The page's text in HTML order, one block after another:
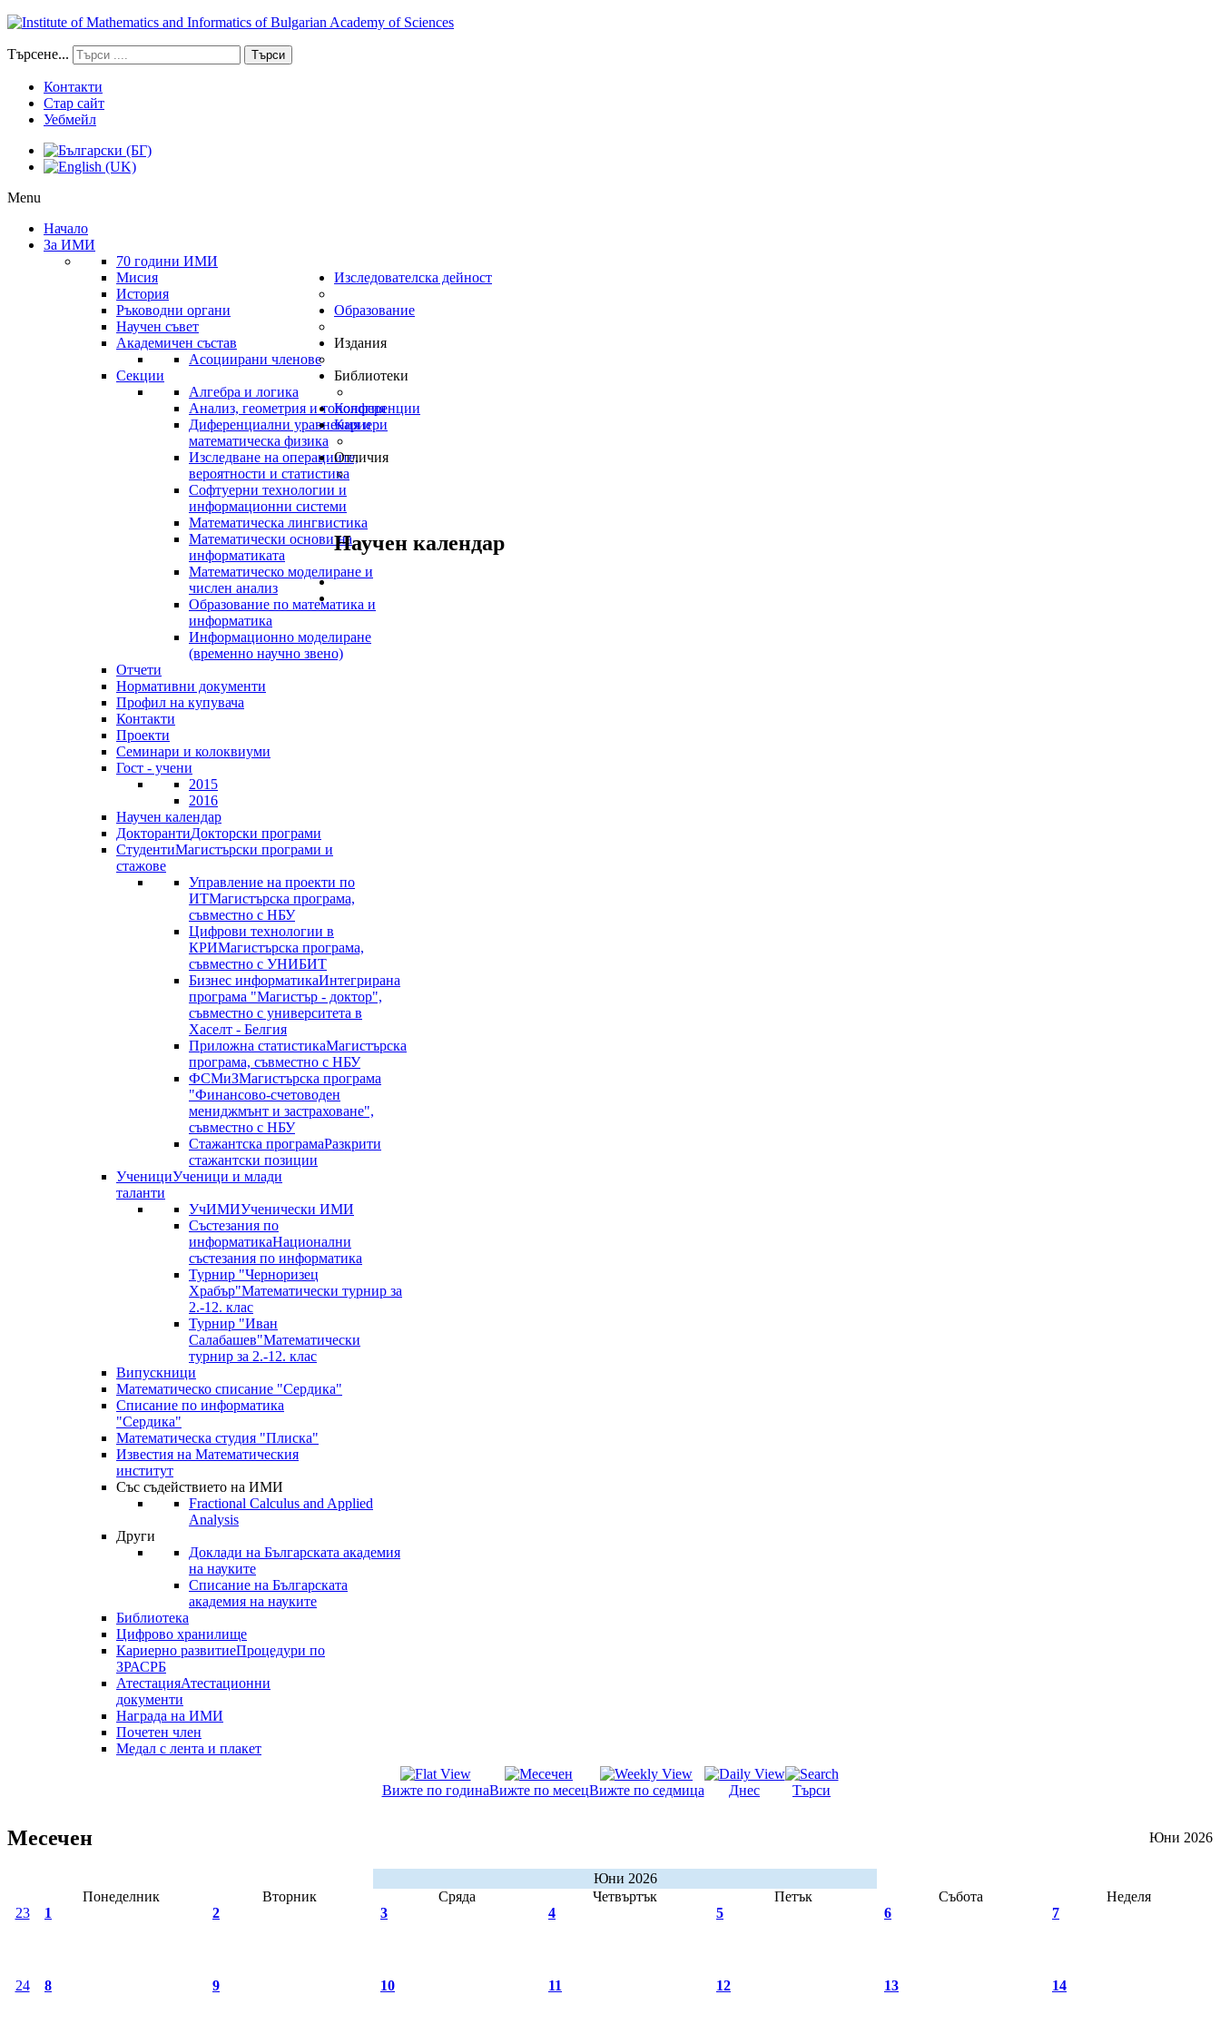
Търсене... Търси
Контакти
Стар сайт
Уебмейл
Menu
Начало
За ИМИ
70 години ИМИ
Мисия
История
Ръководни органи
Научен съвет
Академичен състав
Асоциирани членове
Секции
Алгебра и логика
Анализ, геометрия и топология
Диференциални уравнения и
математическа физика
Изследване на операциите,
вероятности и статистика
Софтуерни технологии и
информационни системи
Математическа лингвистика
Математически основи на
информатиката
Математическо моделиране и
числен анализ
Образование по математика и
информатика
Информационно моделиране
(временно научно звено)
Отчети
Нормативни документи
Профил на купувача
Контакти
Изследователска дейност
Проекти
Семинари и колоквиуми
Гост - учени
2015
2016
Научен календар
Образование
ДокторантиДокторски програми
СтудентиМагистърски програми и
стажове
Управление на проекти по
ИТМагистърска програма,
съвместно с НБУ
Цифрови технологии в
КРИМагистърска програма,
съвместно с УНИБИТ
Бизнес информатикаИнтегрирана
програма "Магистър - доктор",
съвместно с университета в
Хаселт - Белгия
Приложна статистикаМагистърска
програма, съвместно с НБУ
ФСМиЗМагистърска програма
"Финансово-счетоводен
мениджмънт и застраховане",
съвместно с НБУ
Стажантска програмаРазкрити
стажантски позиции
УченициУченици и млади
таланти
УчИМИУченически ИМИ
Състезания по
информатикаНационални
състезания по информатика
Турнир "Черноризец
Храбър"Математически турнир за
2.-12. клас
Турнир "Иван
Салабашев"Математически
турнир за 2.-12. клас
Випускници
Издания
Математическо списание "Сердика"
Списание по информатика
"Сердика"
Математическа студия "Плиска"
Известия на Математическия
институт
Със съдействието на ИМИ
Fractional Calculus and Applied
Analysis
Други
Доклади на Българската академия
на науките
Списание на Българската
академия на науките
Библиотеки
Библиотека
Цифрово хранилище
Конференции
Кариери
Кариерно развитиеПроцедури по
ЗРАСРБ
АтестацияАтестационни
документи
Отличия
Награда на ИМИ
Почетен член
Медал с лента и плакет
Научен календар
Вижте по годинаВижте по месецВижте по седмица Днес Търси
Месечен Юни 2026
Юни 2026
Понеделник
Вторник Сряда Четвъртък Петък Събота
Неделя
23
1 2 3 4 5 6 7
24 8 9 10 11 12 13 14